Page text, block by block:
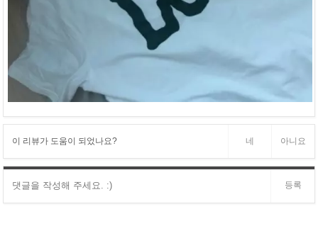
이 리뷰가 도움이 되었나요? 네 아니요
등록